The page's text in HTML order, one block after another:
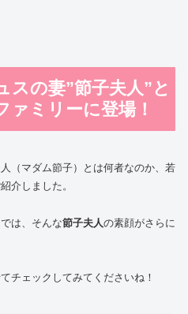
スの妻”節子夫人”と
ァミリーに登場！
（マダム節子）とは何者なのか、若
介しました。
は、そんな節子夫人の素顔がさらに
チェックしてみてくださいね！